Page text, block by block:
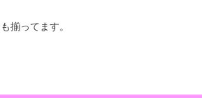
揃ってます。